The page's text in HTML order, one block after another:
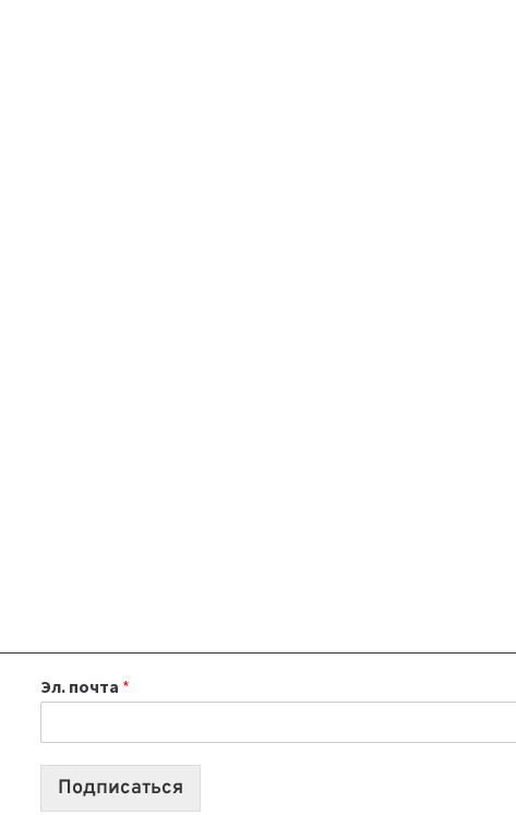
Эл. почта *
Подписаться